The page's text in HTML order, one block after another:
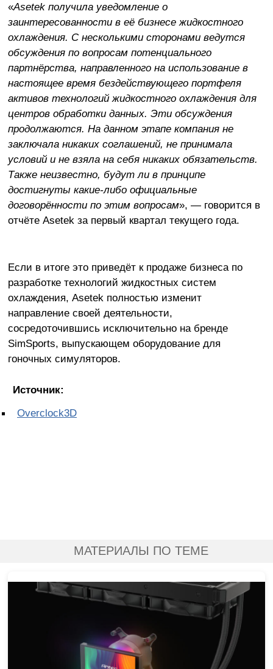
«Asetek получила уведомление о
заинтересованности в её бизнесе жидкостного
охлаждения. С несколькими сторонами ведутся
обсуждения по вопросам потенциального
партнёрства, направленного на использование в
настоящее время бездействующего портфеля
активов технологий жидкостного охлаждения для
центров обработки данных. Эти обсуждения
продолжаются. На данном этапе компания не
заключала никаких соглашений, не принимала
условий и не взяла на себя никаких обязательств.
Также неизвестно, будут ли в принципе
достигнуты какие-либо официальные
договорённости по этим вопросам», — говорится в
отчёте Asetek за первый квартал текущего года.
Если в итоге это приведёт к продаже бизнеса по
разработке технологий жидкостных систем
охлаждения, Asetek полностью изменит
направление своей деятельности,
сосредоточившись исключительно на бренде
SimSports, выпускающем оборудование для
гоночных симуляторов.
Источник:
Overclock3D
МАТЕРИАЛЫ ПО ТЕМЕ